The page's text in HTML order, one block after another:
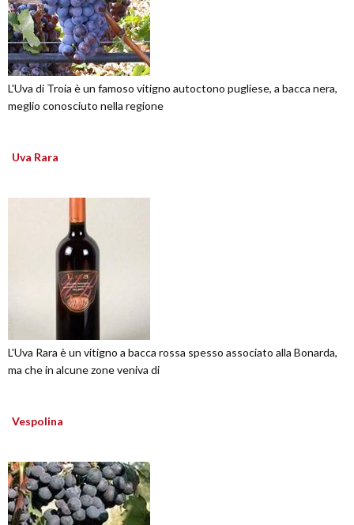
L'Uva di Troia è un famoso vitigno autoctono pugliese, a bacca nera,
meglio conosciuto nella regione
Uva Rara
L'Uva Rara è un vitigno a bacca rossa spesso associato alla Bonarda,
ma che in alcune zone veniva di
Vespolina